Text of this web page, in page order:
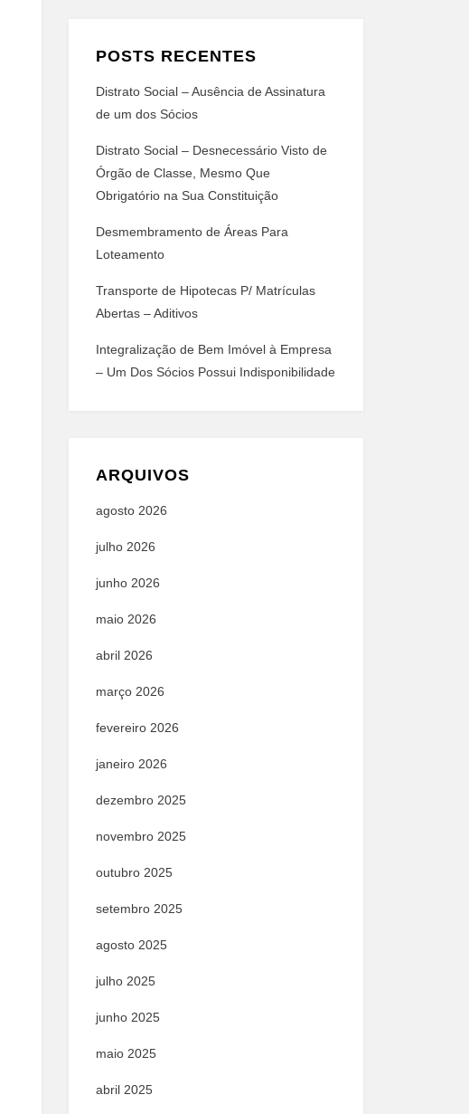
POSTS RECENTES
Distrato Social – Ausência de Assinatura
de um dos Sócios
Distrato Social – Desnecessário Visto de
Órgão de Classe, Mesmo Que
Obrigatório na Sua Constituição
Desmembramento de Áreas Para
Loteamento
Transporte de Hipotecas P/ Matrículas
Abertas – Aditivos
Integralização de Bem Imóvel à Empresa
– Um Dos Sócios Possui Indisponibilidade
ARQUIVOS
agosto 2026
julho 2026
junho 2026
maio 2026
abril 2026
março 2026
fevereiro 2026
janeiro 2026
dezembro 2025
novembro 2025
outubro 2025
setembro 2025
agosto 2025
julho 2025
junho 2025
maio 2025
abril 2025